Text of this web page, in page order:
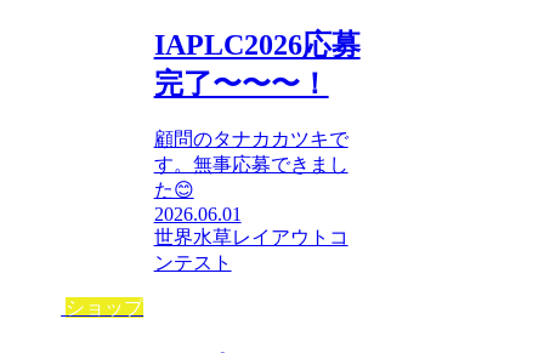
IAPLC2026応募
完了〜〜〜！
顧問のタナカカツキで
す。無事応募できまし
た😊
2026.06.01
世界水草レイアウトコ
ンテスト
ショップ